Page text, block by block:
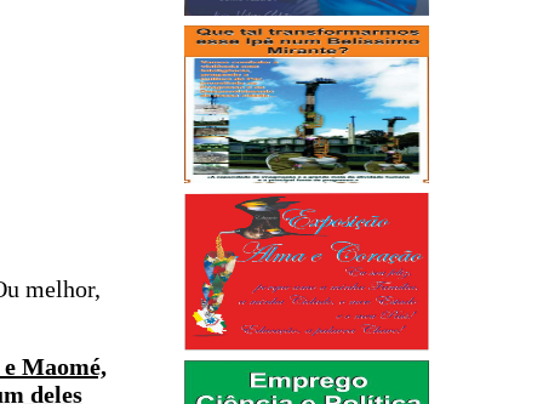
melhor,
Maomé,
deles